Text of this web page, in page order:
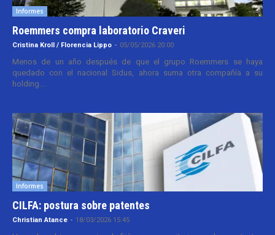
Informes
Roemmers compra laboratorio Craveri
Cristina Kroll / Florencia Lippo - 05/05/2026 20:00
Menos de un año después de que el grupo Roemmers se haya
quedado con el nacional Sidus, ahora suma otra compañía a su
holding....
Informes
CILFA: postura sobre patentes
Christian Atance - 18/03/2026 15:45